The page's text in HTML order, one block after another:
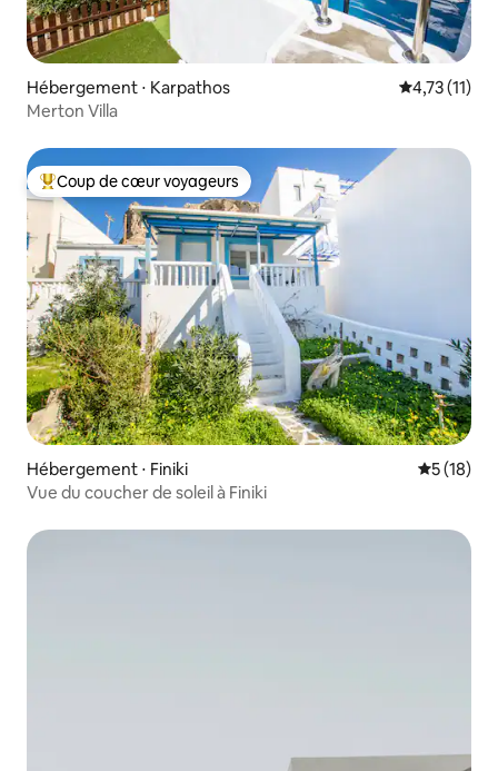
Hébergement ⋅ Karpathos Évaluation
4,73 (11)
Merton Villa
Coups de cœur voyageurs les plus appréciés
Coup de cœur voyageurs
Hébergement ⋅ Finiki
5 (18)
Vue du coucher de soleil à Finiki